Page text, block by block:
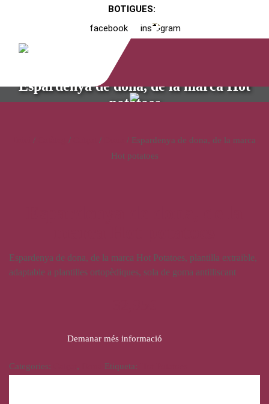
BOTIGUES:
facebook
instagram
Espardenya de dona, de la marca Hot
potatoes
/ / /
/ Espardenya de dona, de la marca
Hot potatoes
Espardenya de dona, de la marca Hot Potatoes, plantilla extraible,
adaptable a plantilles ortopèdiques, sola de goma antilliscant
Demanar més informació
Categories: , Etiqueta: